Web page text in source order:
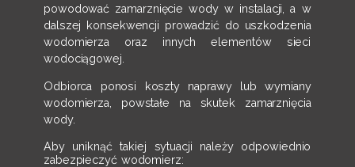
powodować zamarznięcie wody w instalacji, a w
dalszej konsekwencji prowadzić do uszkodzenia
wodomierza oraz innych elementów sieci
wodociągowej.
Odbiorca ponosi koszty naprawy lub wymiany
wodomierza, powstałe na skutek zamarznięcia
wody.
Aby uniknąć takiej sytuacji należy odpowiednio
zabezpieczyć wodomierz: